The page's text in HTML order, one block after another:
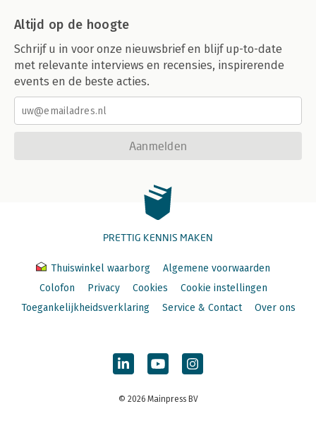
Altijd op de hoogte
Schrijf u in voor onze nieuwsbrief en blijf up-to-date
met relevante interviews en recensies, inspirerende
events en de beste acties.
Aanmelden
PRETTIG KENNIS MAKEN
Thuiswinkel waarborg
Algemene voorwaarden
Colofon
Privacy Cookies
Cookie instellingen
Toegankelijkheidsverklaring
Service & Contact Over ons
© 2026 Mainpress BV